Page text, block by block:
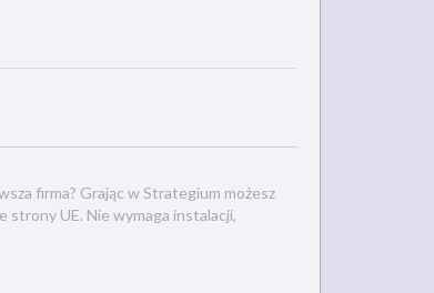
firma? Grając w Strategium możesz
strony UE. Nie wymaga instalacji,